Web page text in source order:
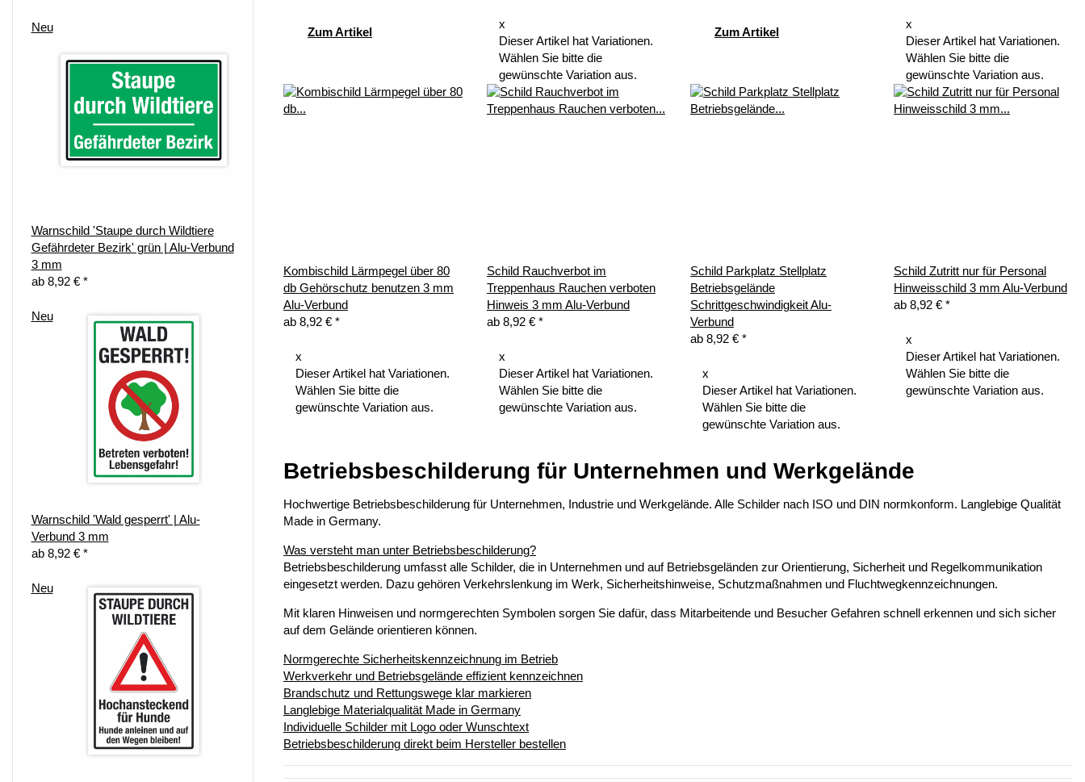
Zum Artikel
x
Dieser Artikel hat Variationen.
Wählen Sie bitte die
gewünschte Variation aus.
Zum Artikel
x
Dieser Artikel hat Variationen.
Wählen Sie bitte die
gewünschte Variation aus.
Kombischild Lärmpegel über 80
db Gehörschutz benutzen 3 mm
Alu-Verbund
ab 8,92 € *
x
Dieser Artikel hat Variationen.
Wählen Sie bitte die
gewünschte Variation aus.
Schild Rauchverbot im
Treppenhaus Rauchen verboten
Hinweis 3 mm Alu-Verbund
ab 8,92 € *
x
Dieser Artikel hat Variationen.
Wählen Sie bitte die
gewünschte Variation aus.
Schild Parkplatz Stellplatz
Betriebsgelände
Schrittgeschwindigkeit Alu-
Verbund
ab 8,92 € *
x
Dieser Artikel hat Variationen.
Wählen Sie bitte die
gewünschte Variation aus.
Schild Zutritt nur für Personal
Hinweisschild 3 mm Alu-Verbund
ab 8,92 € *
x
Dieser Artikel hat Variationen.
Wählen Sie bitte die
gewünschte Variation aus.
Betriebsbeschilderung für Unternehmen und Werkgelände
Hochwertige Betriebsbeschilderung für Unternehmen, Industrie und Werkgelände. Alle Schilder nach ISO und DIN normkonform. Langlebige Qualität
Made in Germany.
Was versteht man unter Betriebsbeschilderung?
Betriebsbeschilderung umfasst alle Schilder, die in Unternehmen und auf Betriebsgeländen zur Orientierung, Sicherheit und Regelkommunikation
eingesetzt werden. Dazu gehören Verkehrslenkung im Werk, Sicherheitshinweise, Schutzmaßnahmen und Fluchtwegkennzeichnungen.
Mit klaren Hinweisen und normgerechten Symbolen sorgen Sie dafür, dass Mitarbeitende und Besucher Gefahren schnell erkennen und sich sicher
auf dem Gelände orientieren können.
Normgerechte Sicherheitskennzeichnung im Betrieb
Werkverkehr und Betriebsgelände effizient kennzeichnen
Brandschutz und Rettungswege klar markieren
Langlebige Materialqualität Made in Germany
Individuelle Schilder mit Logo oder Wunschtext
Betriebsbeschilderung direkt beim Hersteller bestellen
Neu
Warnschild 'Staupe durch Wildtiere
Gefährdeter Bezirk' grün | Alu-Verbund
3 mm
ab 8,92 € *
Neu
Warnschild 'Wald gesperrt' | Alu-
Verbund 3 mm
ab 8,92 € *
Neu